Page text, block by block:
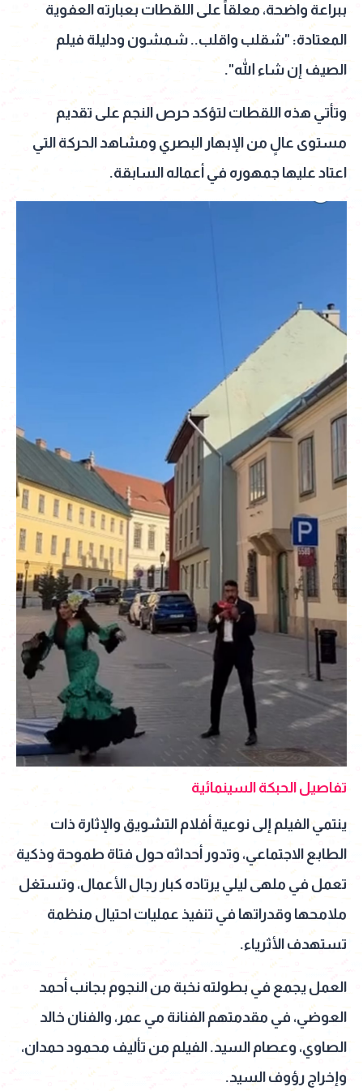
ببراعة واضحة، معلقاً على اللقطات بعبارته العفوية
المعتادة: "شقلب واقلب.. شمشون ودليلة فيلم
الصيف إن شاء الله".
وتأتي هذه اللقطات لتؤكد حرص النجم على تقديم
مستوى عالٍ من الإبهار البصري ومشاهد الحركة التي
اعتاد عليها جمهوره في أعماله السابقة.
تفاصيل الحبكة السينمائية
ينتمي الفيلم إلى نوعية أفلام التشويق والإثارة ذات
الطابع الاجتماعي، وتدور أحداثه حول فتاة طموحة وذكية
تعمل في ملهى ليلي يرتاده كبار رجال الأعمال، وتستغل
ملامحها وقدراتها في تنفيذ عمليات احتيال منظمة
تستهدف الأثرياء.
العمل يجمع في بطولته نخبة من النجوم بجانب أحمد
العوضي، في مقدمتهم الفنانة مي عمر، والفنان خالد
الصاوي، وعصام السيد. الفيلم من تأليف محمود حمدان،
وإخراج رؤوف السيد.